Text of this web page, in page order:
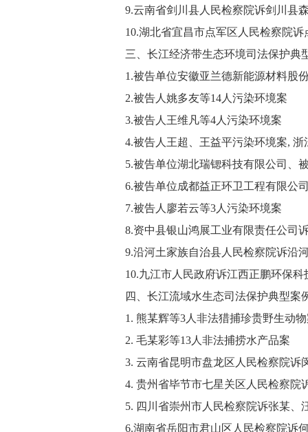
9.云南省剑川县人民检察院诉剑川县森
10.湖北省宜昌市点军区人民检察院诉
三、长江经济带生态环境司法保护典
1.被告单位安徽亚兰德新能源材料股份
2.被告人姚多友等14人污染环境案
3.被告人王维凡等4人污染环境案
4.被告人王超、王益平污染环境案, 浙
5.被告单位湖北瑞锶科技有限公司、被
6.被告单位成都益正环卫工程有限公司
7.被告人廖若云等3人污染环境案
8.资中县银山鸿展工业有限责任公司诉
9.沿河土家族自治县人民检察院诉沿河
10.九江市人民政府诉江西正鹏环保科
四、长江流域水生态司法保护典型案例
1. 熊某辉等3人非法猎捕珍贵野生动物
2. 毛某彩等13人非法捕捞水产品案
3. 云南省昆明市盘龙区人民检察院诉
4. 贵州省毕节市七星关区人民检察院
5. 四川省崇州市人民检察院诉张某、
6.湖南省岳阳市君山区人民检察院诉何